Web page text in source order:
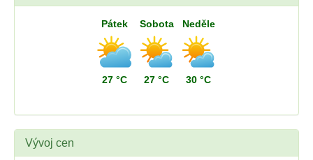
Pátek
27 °C
Sobota
27 °C
Neděle
30 °C
Vývoj cen